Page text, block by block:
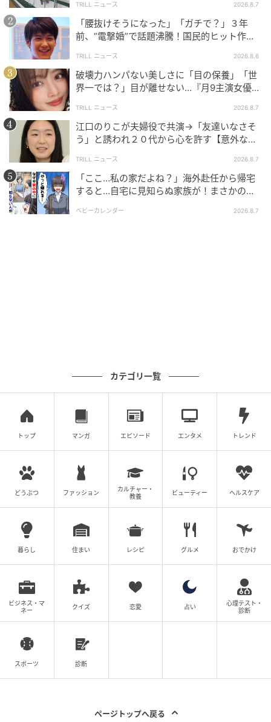
エキサイトニュース
エキサイトニュース
エキサイトニュース
中で拍手」
TRILL ニュース 2026.8.7
「腰抜けそうになった」「ガチで？」３年
前、“電撃婚”で話題沸騰！国民的ヒット作
TRILL ニュース 2026.8.6
破壊力ハンパない美しさに「目の保養」「世
界一では？」目が離せない…『月9主演女優
TRILL ニュース 2026.8.7
江口のりこが夫婦役で共演→「友達いなさそ
う」と誘われ２０代から心を許す【意外な親
TRILL ニュース 2026.8.7
「ここ…私の家だよね？」海外赴任から帰宅
すると…自宅に見知らぬ家族が！まさかの真
ベビーカレンダー 2026.8.7
カテゴリ一覧
トップ マンガ エピソード エンタメ トレンド
どうぶつ ファッション
カルチャー・
教養
ビューティー ヘルスケア
暮らし 住まい レシピ グルメ おでかけ
ビジネス・マ
ネー
クイズ 恋愛 占い
心理テスト・
診断
スポーツ 診断
ページトップへ戻る